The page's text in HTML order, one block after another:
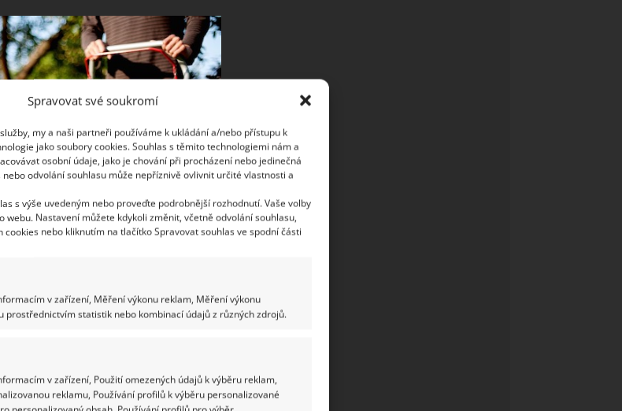
Spravovat své soukromí
my a naši partneři používáme k ukládání a/nebo přístupu k
jako soubory cookies. Souhlas s těmito technologiemi nám a
osobní údaje, jako je chování při procházení nebo jedinečná
odvolání souhlasu může nepříznivě ovlivnit určité vlastnosti a
s výše uvedeným nebo proveďte podrobnější rozhodnutí. Vaše volby
webu. Nastavení můžete kdykoli změnit, včetně odvolání souhlasu,
cookies nebo kliknutím na tlačítko Spravovat souhlas ve spodní části
v zařízení, Měření výkonu reklam, Měření výkonu
prostřednictvím statistik nebo kombinací údajů z různých zdrojů.
v zařízení, Použití omezených údajů k výběru reklam,
reklamu, Používání profilů k výběru personalizované